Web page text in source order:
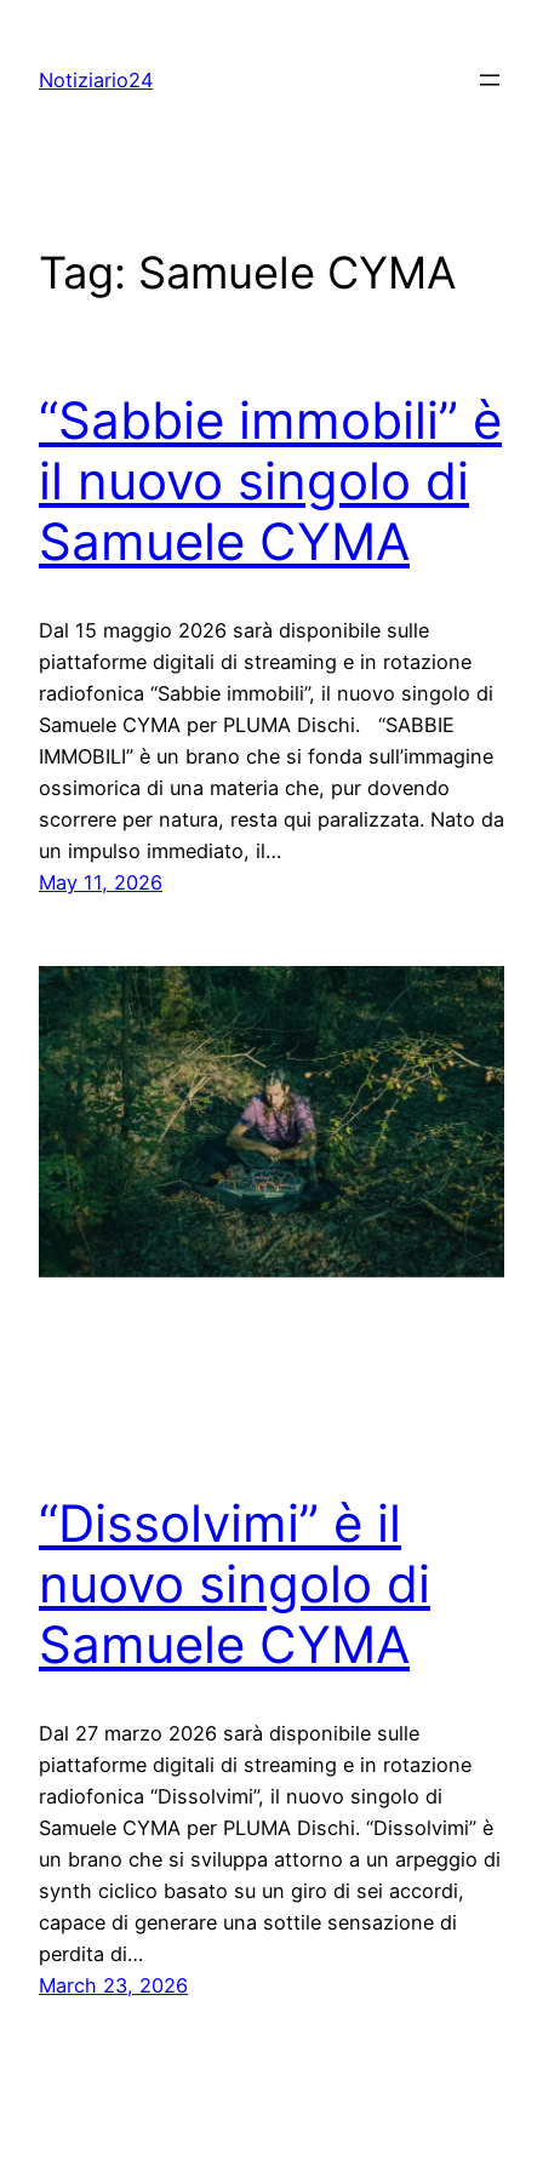
content
Notiziario24
Tag: Samuele CYMA
“Sabbie immobili” è
il nuovo singolo di
Samuele CYMA
Dal 15 maggio 2026 sarà disponibile sulle
piattaforme digitali di streaming e in rotazione
radiofonica “Sabbie immobili”, il nuovo singolo di
Samuele CYMA per PLUMA Dischi. “SABBIE
IMMOBILI” è un brano che si fonda sull’immagine
ossimorica di una materia che, pur dovendo
scorrere per natura, resta qui paralizzata. Nato da
un impulso immediato, il…
May 11, 2026
“Dissolvimi” è il
nuovo singolo di
Samuele CYMA
Dal 27 marzo 2026 sarà disponibile sulle
piattaforme digitali di streaming e in rotazione
radiofonica “Dissolvimi”, il nuovo singolo di
Samuele CYMA per PLUMA Dischi. “Dissolvimi” è
un brano che si sviluppa attorno a un arpeggio di
synth ciclico basato su un giro di sei accordi,
capace di generare una sottile sensazione di
perdita di…
March 23, 2026